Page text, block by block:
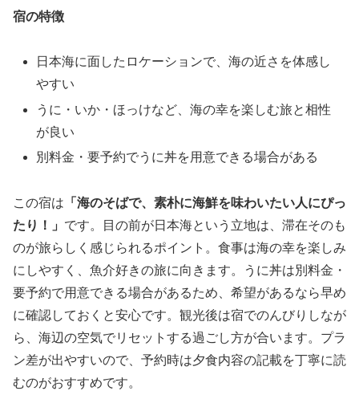
宿の特徴
日本海に面したロケーションで、海の近さを体感し
やすい
うに・いか・ほっけなど、海の幸を楽しむ旅と相性
が良い
別料金・要予約でうに丼を用意できる場合がある
この宿は 「海のそばで、素朴に海鮮を味わいたい人にぴっ
たり！」 です。目の前が日本海という立地は、滞在そのも
のが旅らしく感じられるポイント。食事は海の幸を楽しみ
にしやすく、魚介好きの旅に向きます。うに丼は別料金・
要予約で用意できる場合があるため、希望があるなら早め
に確認しておくと安心です。観光後は宿でのんびりしなが
ら、海辺の空気でリセットする過ごし方が合います。プラ
ン差が出やすいので、予約時は夕食内容の記載を丁寧に読
むのがおすすめです。